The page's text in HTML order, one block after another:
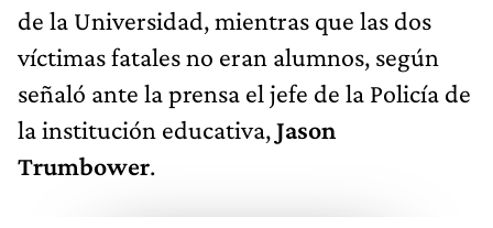
de la Universidad, mientras que las dos
víctimas fatales no eran alumnos, según
señaló ante la prensa el jefe de la Policía de
la institución educativa,Jason
Trumbower.